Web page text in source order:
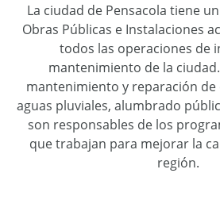
La ciudad de Pensacola tiene
Obras Públicas e Instalaciones
todos las operaciones de
mantenimiento de la
mantenimiento y reparación de
aguas pluviales, alumbrado
son responsables de los
que trabajan para mejorar la
región.